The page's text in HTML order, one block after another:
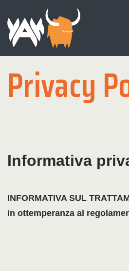
Privacy
Informativa
INFORMATIVA SUL
in ottemperanza al